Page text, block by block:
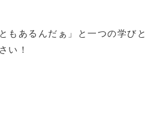
もあるんだぁ」と一つの学びと
い！